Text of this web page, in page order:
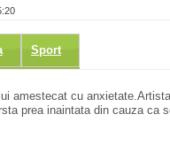
Sport
amestecat cu
prea inaintata din cauza ca